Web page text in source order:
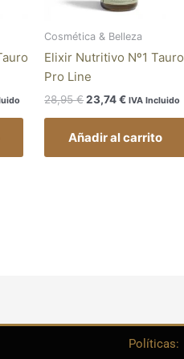
Cosmética & Belleza
Elixir Nutritivo Nº1 Tauro
Pro Line
28,95€ 23,74€ IVA Incluido
Añadir al carrito
Políticas: